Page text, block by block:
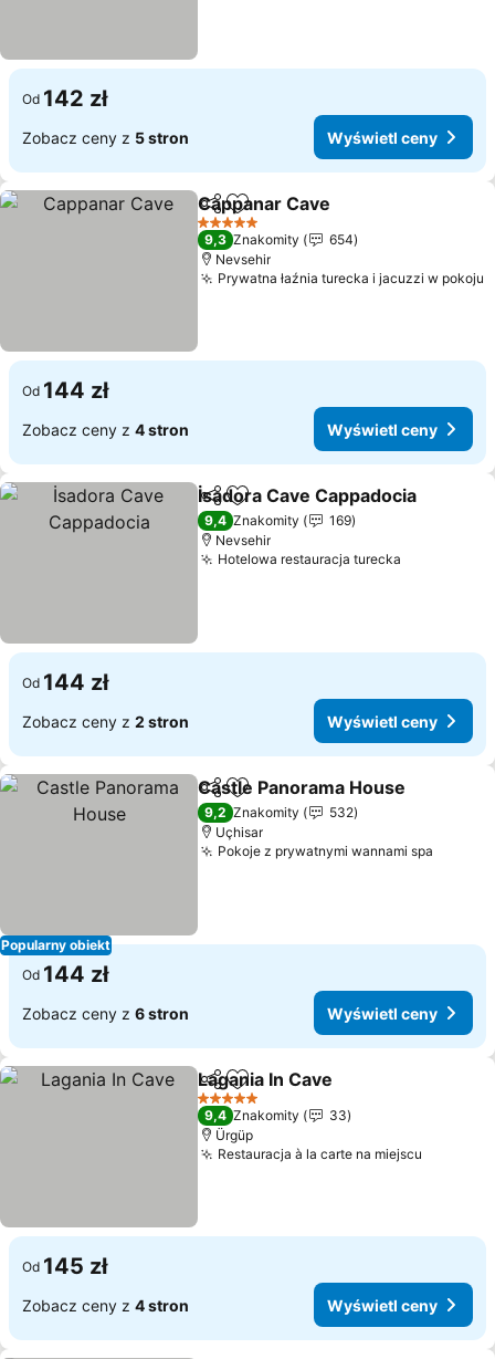
Od 142 zł
Zobacz ceny z 5 stron Wyświetl ceny
Udostępnij
Dodaj do ulubionych
Cappanar Cave
5 Kategoria
9,3 Znakomity
654
Nevsehir
Prywatna łaźnia turecka i jacuzzi w pokoju
Od 144 zł
Zobacz ceny z 4 stron Wyświetl ceny
Udostępnij
Dodaj do ulubionych
İsadora Cave Cappadocia
9,4 Znakomity
169
Nevsehir
Hotelowa restauracja turecka
Od 144 zł
Zobacz ceny z 2 stron Wyświetl ceny
Popularny obiekt
Udostępnij
Dodaj do ulubionych
Castle Panorama House
9,2 Znakomity
532
Uçhisar
Pokoje z prywatnymi wannami spa
Od 144 zł
Zobacz ceny z 6 stron Wyświetl ceny
Udostępnij
Dodaj do ulubionych
Lagania In Cave
5 Kategoria
9,4 Znakomity
33
Ürgüp
Restauracja à la carte na miejscu
Od 145 zł
Zobacz ceny z 4 stron Wyświetl ceny